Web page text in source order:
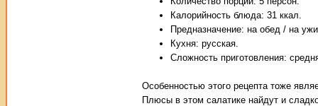
Калорийность блюда: 31 ккал.
Предназначение: на обед / на
Кухня: русская.
Сложность приготовления:
Особенностью этого рецепта тоже
Плюсы в этом салатике найдут и